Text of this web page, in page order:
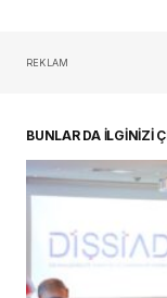
REKLAM
BUNLAR DA İLGİNİZİ